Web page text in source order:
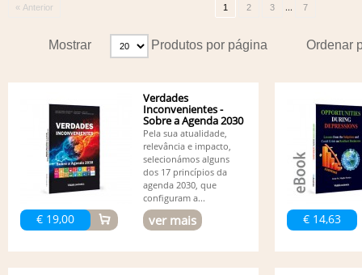
« Anterior 1 2 3 ... 7
Ordenar
Mostrar Produtos por página
€ 19,00
Verdades
Inconvenientes -
Sobre a Agenda 2030
Pela sua atualidade,
relevância e impacto,
selecionámos alguns
dos 17 princípios da
agenda 2030, que
configuram a...
ver mais € 14,63